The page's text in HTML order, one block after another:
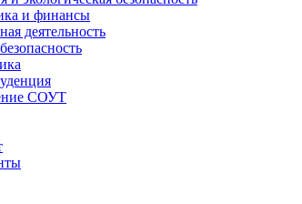
и финансы
деятельность
СОУТ